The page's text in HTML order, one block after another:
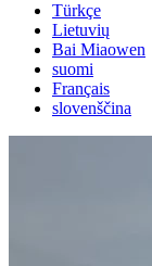
Türkçe
Lietuvių
Bai Miaowen
suomi
Français
slovenščina